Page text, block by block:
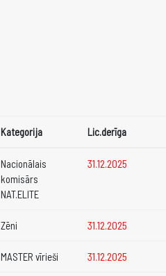
Kategorija Lic.derīga
Nacionālais
komisārs
NAT.ELITE
31.12.2025
Zēni 31.12.2025
MASTER vīrieši 31.12.2025